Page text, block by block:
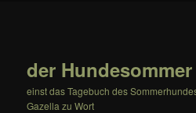
der Hundesommer
einst das Tagebuch des
Gazella zu Wort